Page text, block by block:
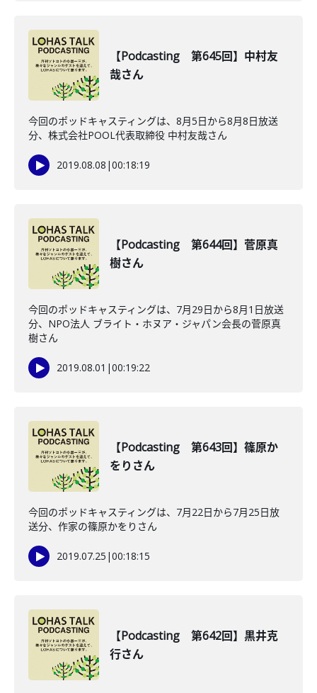
【Podcasting 第645回】中村友
哉さん
今回のポッドキャスティングは、8月5日から8月8日放送
分、株式会社POOL代表取締役 中村友哉さん
2019.08.08 |00:18:19
【Podcasting 第644回】菅原真
樹さん
今回のポッドキャスティングは、7月29日から8月1日放送
分、NPO法人 ブライト・ホヌア・ジャパン会長の菅原真
樹さん
2019.08.01 |00:19:22
【Podcasting 第643回】篠原か
をりさん
今回のポッドキャスティングは、7月22日から7月25日放
送分、作家の篠原かをりさん
2019.07.25 |00:18:15
【Podcasting 第642回】黒井克
行さん